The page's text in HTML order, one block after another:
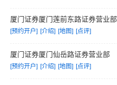
厦门证券厦门莲前东路证券营业部
[预约开户] [介绍] [地图] [点评]
厦门证券厦门仙岳路证券营业部
[预约开户] [介绍] [地图] [点评]